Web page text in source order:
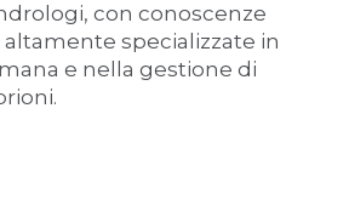
con conoscenze
specializzate in
e nella gestione di